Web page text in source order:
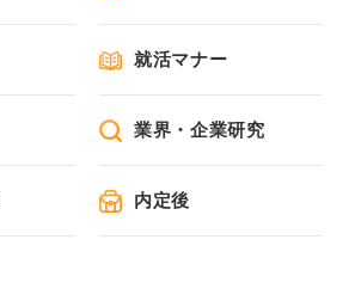
就活マナー
業界・企業研究
内定後